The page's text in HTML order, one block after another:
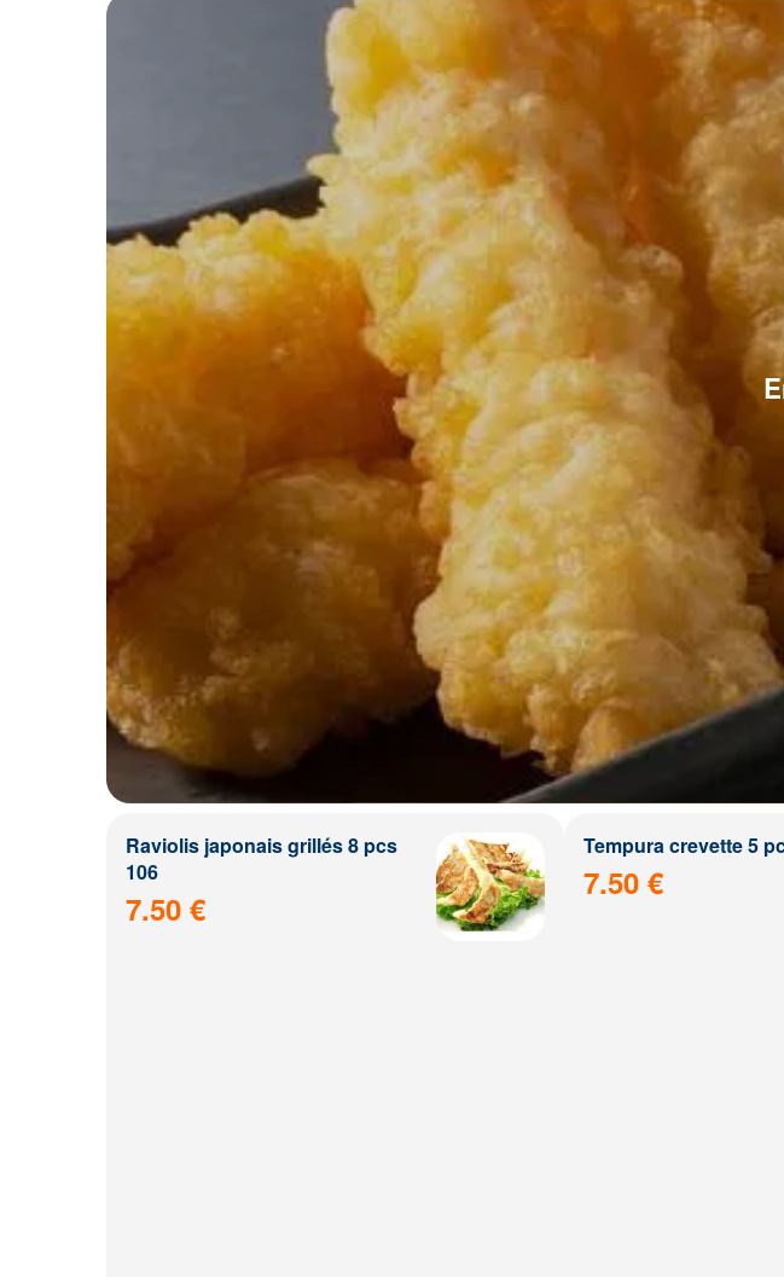
Raviolis japonais grillés 8 pcs
106
7.50 €
Tempura crevette 5
7.50 €